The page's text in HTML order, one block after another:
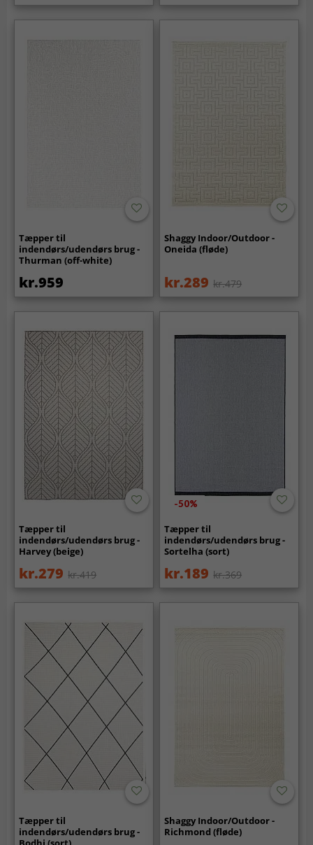
Tæpper til
indendørs/udendørs brug -
Thurman (off-white)
kr.959
Shaggy Indoor/Outdoor -
Oneida (fløde)
kr.289 kr.479
Tæpper til
indendørs/udendørs brug -
Harvey (beige)
kr.279 kr.419
-50%
Tæpper til
indendørs/udendørs brug -
Sortelha (sort)
kr.189 kr.369
Tæpper til
indendørs/udendørs brug -
Shaggy Indoor/Outdoor -
Richmond (fløde)